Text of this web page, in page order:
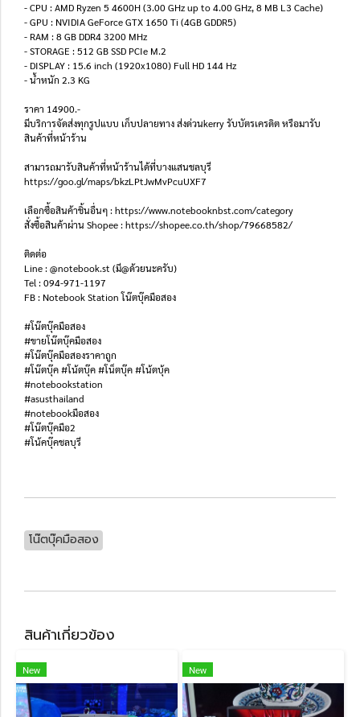
- CPU : AMD Ryzen 5 4600H (3.00 GHz up to 4.00 GHz, 8 MB L3 Cache)
- GPU : NVIDIA GeForce GTX 1650 Ti (4GB GDDR5)
- RAM : 8 GB DDR4 3200 MHz
- STORAGE : 512 GB SSD PCIe M.2
- DISPLAY : 15.6 inch (1920x1080) Full HD 144 Hz
- น้ำหนัก 2.3 KG
ราคา 14900.-
มีบริการจัดส่งทุกรูปแบบ เก็บปลายทาง ส่งด่วนkerry รับบัตรเครดิต หรือมารับ
สินค้าที่หน้าร้าน
สามารถมารับสินค้าที่หน้าร้านได้ที่บางแสนชลบุรี
https://goo.gl/maps/bkzLPtJwMvPcuUXF7
เลือกซื้อสินค้าชิ้นอื่นๆ : https://www.notebooknbst.com/category
สั่งซื้อสินค้าผ่าน Shopee : https://shopee.co.th/shop/79668582/
ติดต่อ
Line : @notebook.st (มี@ด้วยนะครับ)
Tel : 094-971-1197
FB : Notebook Station โน๊ตบุ๊คมือสอง
#โน๊ตบุ๊คมือสอง
#ขายโน๊ตบุ๊คมือสอง
#โน๊ตบุ๊คมือสองราคาถูก
#โน๊ตบุ๊ค #โน้ตบุ๊ค #โน็ตบุ๊ค #โน้ตบุ้ค
#notebookstation
#asusthailand
#notebookมือสอง
#โน๊ตบุ๊คมือ2
#โน้คบุ๊คชลบุรี
โน๊ตบุ๊คมือสอง
สินค้าเกี่ยวข้อง
New New